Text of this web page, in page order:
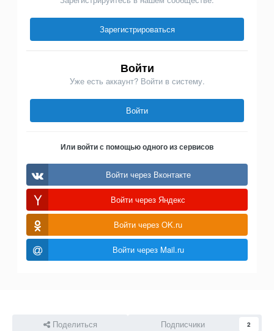
Зарегистрироваться
Войти
Уже есть аккаунт? Войти в систему.
Войти
Или войти с помощью одного из сервисов
Войти через Вконтакте
Войти через Яндекс
Войти через OK.ru
Войти через Mail.ru
Поделиться Подписчики 2